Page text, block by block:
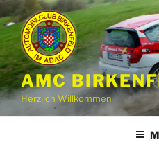
Zum
Inhalt
springen
AMC
Herzlich Willkommen